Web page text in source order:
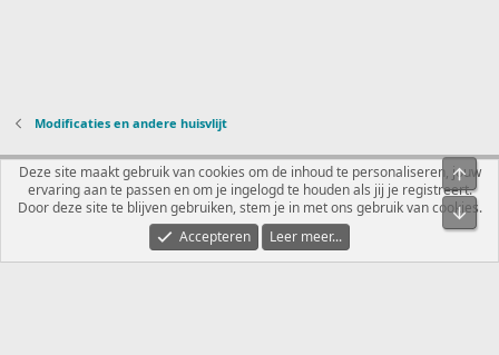
Modificaties en andere huisvlijt
Nederlands
Contact
Voorwaarden en regels Privacybeleid Help
R
S
Community platform by XenForo ® © 2010-2026 XenForo Ltd.
Deze site maakt gebruik van cookies om de inhoud te personaliseren, jouw
ervaring aan te passen en om je ingelogd te houden als jij je registreert.
Door deze site te blijven gebruiken, stem je in met ons gebruik van cookies.
Accepteren
Leer meer...